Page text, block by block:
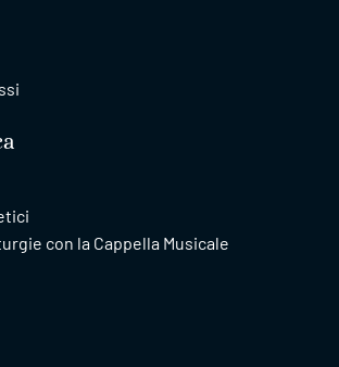
con la Cappella Musicale